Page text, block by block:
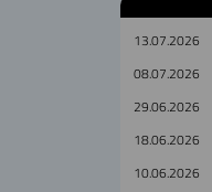
13.07.2026
08.07.2026
29.06.2026
18.06.2026
10.06.2026